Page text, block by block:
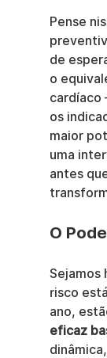
Pense
de
o
cardíaco
os
maior
uma
antes
O
Sejamos
risco
ano,
eficaz